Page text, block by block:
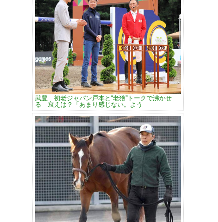
武豊 初老ジャパン戸本と“老獪”トークで沸かせ
る 衰えは？「あまり感じない。よう